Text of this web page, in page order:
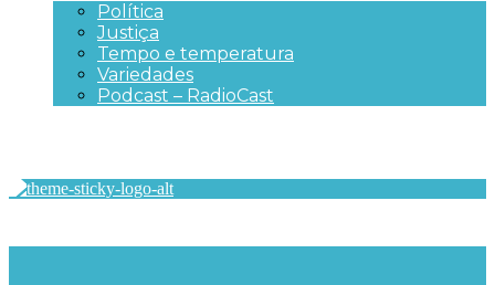
Política
Justiça
Tempo e temperatura
Variedades
Podcast – RadioCast